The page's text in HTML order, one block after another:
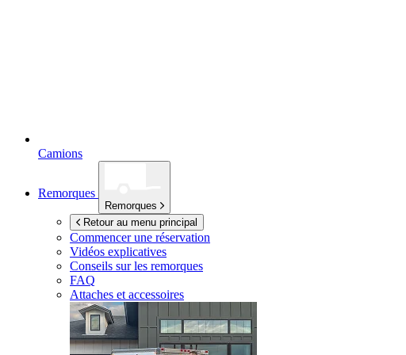
Camions
Remorques
Remorques
Retour au menu principal
Commencer une réservation
Vidéos explicatives
Conseils sur les remorques
FAQ
Attaches et accessoires